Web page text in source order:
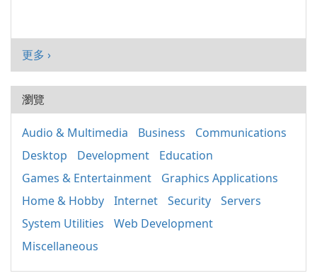
更多 ›
瀏覽
Audio & Multimedia Business
Communications
Desktop
Development
Education
Games & Entertainment
Graphics Applications
Home & Hobby
Internet Security
Servers
System Utilities
Web Development
Miscellaneous